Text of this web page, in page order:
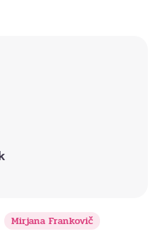
Mirjana Frankovič